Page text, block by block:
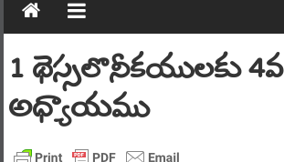
1 థెస్సలొనీకయులకు 4వ
అధ్యాయము